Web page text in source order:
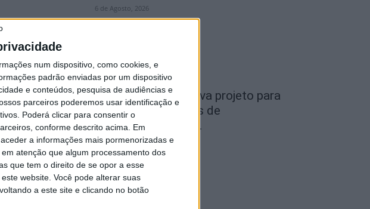
num dispositivo, como cookies, e
padrão enviadas por um dispositivo
e conteúdos, pesquisa de audiências e
parceiros poderemos usar identificação e
Poderá clicar para consentir o
conforme descrito acima. Em
a informações mais pormenorizadas e
em atenção que algum processamento dos
que tem o direito de se opor a esse
website. Você pode alterar suas
a este site e clicando no botão
6 de Agosto, 2026
Viseu: Câmara aprova projeto para
instalar 54 câmaras de
videovigilância em...
6 de Agosto, 2026